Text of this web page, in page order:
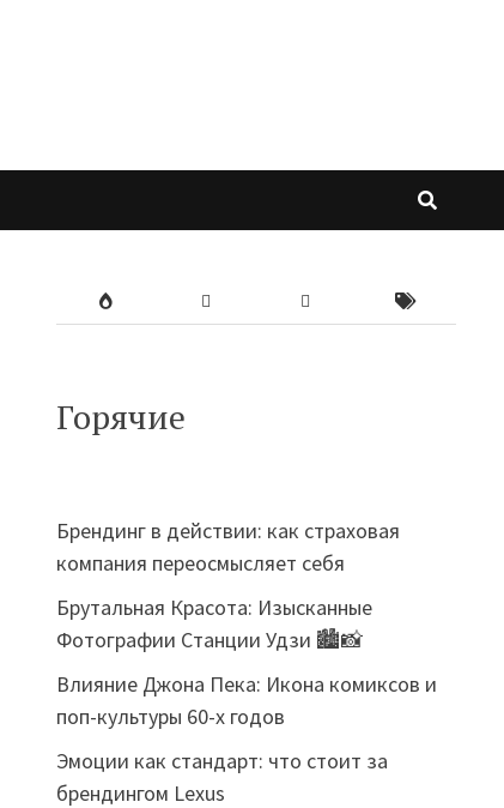
Горячие
Брендинг в действии: как страховая
компания переосмысляет себя
Брутальная Красота: Изысканные
Фотографии Станции Удзи 🏙️📸
Влияние Джона Пека: Икона комиксов и
поп-культуры 60-х годов
Эмоции как стандарт: что стоит за
брендингом Lexus